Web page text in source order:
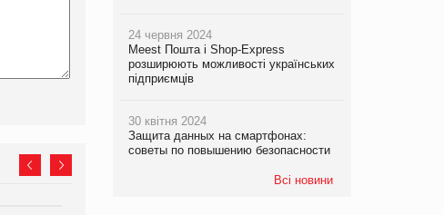
24 червня 2024
Meest Пошта і Shop-Express
розширюють можливості українських
підприємців
30 квітня 2024
Защита данных на смартфонах:
советы по повышению безопасности
Всі новини